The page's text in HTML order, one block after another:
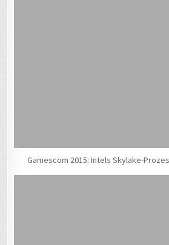
Gamescom 2015: Intels Skylake-